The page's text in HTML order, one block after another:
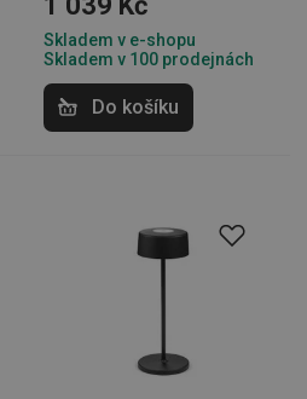
Skladem v e-shopu
Skladem v 100 prodejnách
Do košíku